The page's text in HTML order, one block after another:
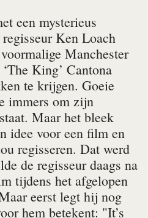
een mysterieus
Ken Loach
Manchester
King’ Cantona
te krijgen. Goeie
immers om zijn
Maar het bleek
idee voor een film en
regisseren. Dat werd
de regisseur daags na
tijdens het afgelopen
eerst legt hij nog
hem betekent: "It’s